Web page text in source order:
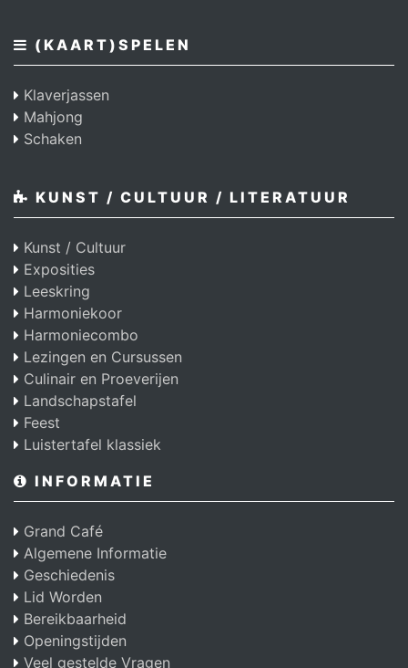
(KAART)SPELEN
Klaverjassen
Mahjong
Schaken
KUNST / CULTUUR / LITERATUUR
Kunst / Cultuur
Exposities
Leeskring
Harmoniekoor
Harmoniecombo
Lezingen en Cursussen
Culinair en Proeverijen
Landschapstafel
Feest
Luistertafel klassiek
INFORMATIE
Grand Café
Algemene Informatie
Geschiedenis
Lid Worden
Bereikbaarheid
Openingstijden
Veel gestelde Vragen